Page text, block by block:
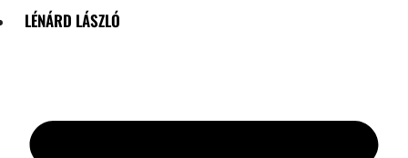
LÉNÁRD LÁSZLÓ